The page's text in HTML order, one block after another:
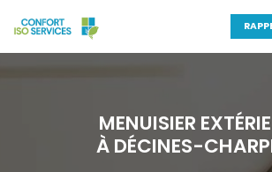
au
principal
MENUISIER
À DÉCINES-